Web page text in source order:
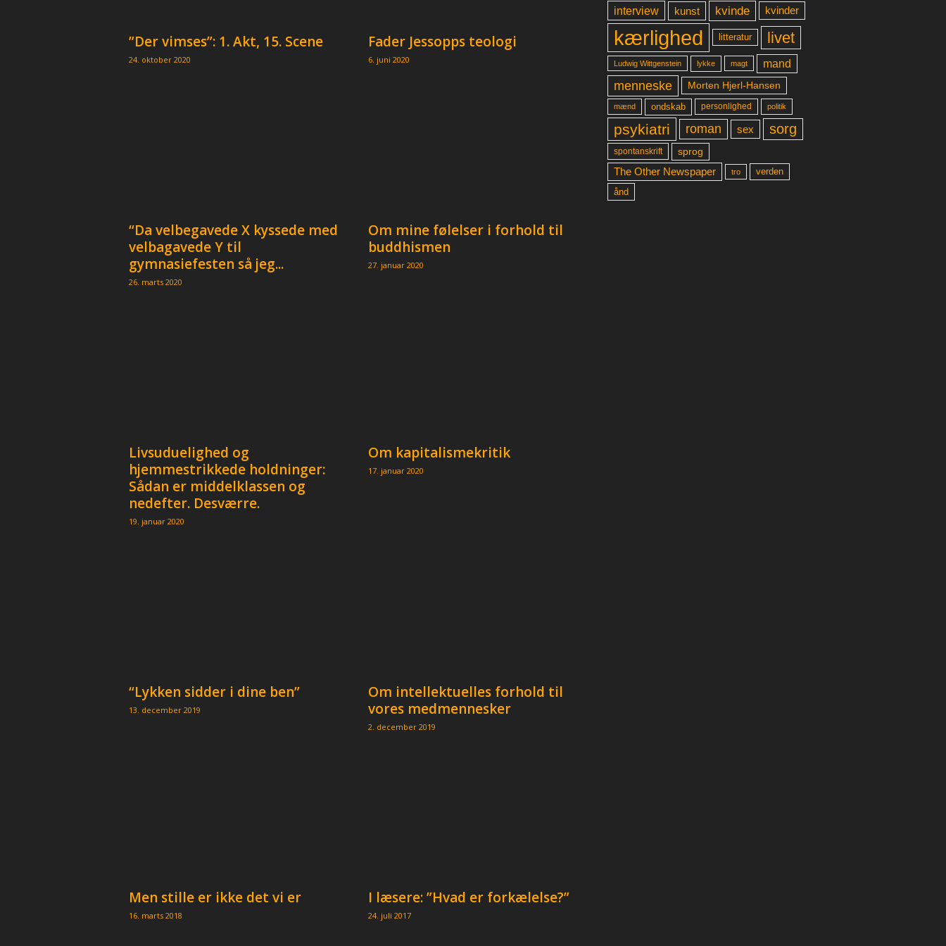
”Der vimses”: 1. Akt, 15. Scene
24. oktober 2020
Fader Jessopps teologi
6. juni 2020
“Da velbegavede X kyssede med
velbagavede Y til
gymnasiefesten så jeg...
26. marts 2020
Om mine følelser i forhold til
buddhismen
27. januar 2020
Livsuduelighed og
hjemmestrikkede holdninger:
Sådan er middelklassen og
nedefter. Desværre.
19. januar 2020
Om kapitalismekritik
17. januar 2020
“Lykken sidder i dine ben”
13. december 2019
Om intellektuelles forhold til
vores medmennesker
2. december 2019
Men stille er ikke det vi er
16. marts 2018
I læsere: ”Hvad er forkælelse?”
24. juli 2017
interview kunst kvinde kvinder
kærlighed litteratur livet
Ludwig Wittgenstein lykke magt mand
menneske Morten Hjerl-Hansen
mænd ondskab personlighed politik
psykiatri roman sex sorg
spontanskrift sprog
The Other Newspaper tro verden
ånd